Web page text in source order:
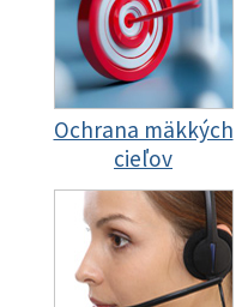
Ochrana mäkkých
cieľov